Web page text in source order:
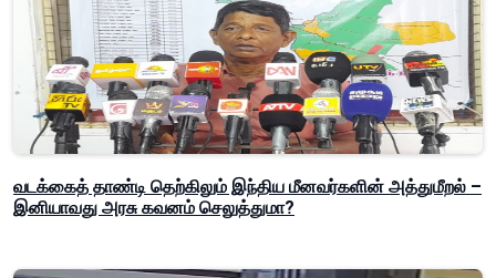
வடக்கைத் தாண்டி தெற்கிலும் இந்திய மீனவர்களின் அத்துமீறல் –
இனியாவது அரசு கவனம் செலுத்துமா?